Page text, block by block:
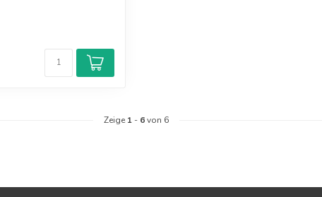
Zeige 1 - 6von 6